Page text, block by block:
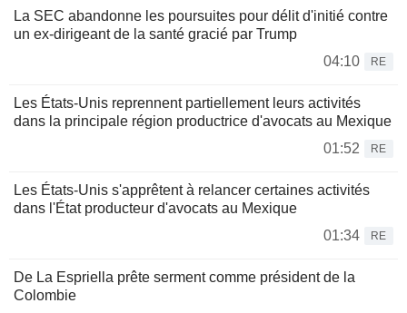
La SEC abandonne les poursuites pour délit d'initié contre
un ex-dirigeant de la santé gracié par Trump
04:10
RE
Les États-Unis reprennent partiellement leurs activités
dans la principale région productrice d'avocats au Mexique
01:52
RE
Les États-Unis s'apprêtent à relancer certaines activités
dans l'État producteur d'avocats au Mexique
01:34
RE
De La Espriella prête serment comme président de la
Colombie